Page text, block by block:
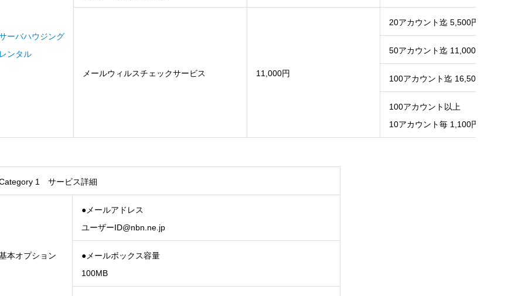
ーバハウジング
ンタル
メールウィルスチェックサービス 11,000円
20アカウント迄 5,500円
50アカウント迄 11,000円
100アカウント迄 16,500円
100アカウント以上
10アカウント毎 1,100円
1 サービス詳細
本オプション
●メールアドレス
ユーザーID@nbn.ne.jp
●メールボックス容量
100MB